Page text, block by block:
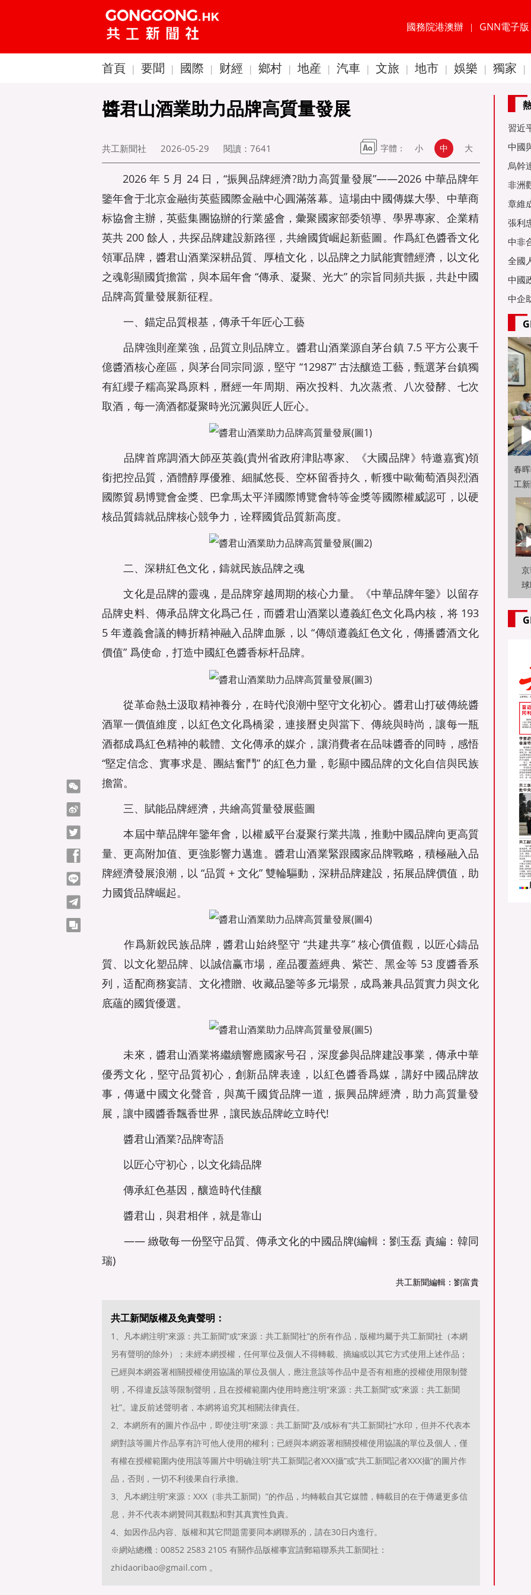
國務院港澳辦 | GNN電子版
首頁 | 要聞 | 國際 | 财經 | 鄉村 | 地産 | 汽車 | 文旅 | 地市 | 娛樂 | 獨家 |
醬君山酒業助力品牌高質量發展
共工新聞社 2026-05-29 閱讀： 7641 字體： 小 中 大
2026 年 5 月 24 日，“振興品牌經濟?助力高質量發展”——2026 中華品牌年
鑒年會于北京金融街英藍國際金融中心圓滿落幕。這場由中國傳媒大學、中華商
标協會主辦，英藍集團協辦的行業盛會，彙聚國家部委領導、學界專家、企業精
英共 200 餘人，共探品牌建設新路徑，共繪國貨崛起新藍圖。作爲紅色醬香文化
領軍品牌，醬君山酒業深耕品質、厚植文化，以品牌之力賦能實體經濟，以文化
之魂彰顯國貨擔當，與本屆年會 “傳承、凝聚、光大” 的宗旨同頻共振，共赴中國
品牌高質量發展新征程。
一、錨定品質根基，傳承千年匠心工藝
品牌強則産業強，品質立則品牌立。醬君山酒業源自茅台鎮 7.5 平方公裏千
億醬酒核心産區，與茅台同宗同源，堅守 “12987” 古法釀造工藝，甄選茅台鎮獨
有紅纓子糯高粱爲原料，曆經一年周期、兩次投料、九次蒸煮、八次發酵、七次
取酒，每一滴酒都凝聚時光沉澱與匠人匠心。
品牌首席調酒大師巫英義(貴州省政府津貼專家、《大國品牌》特邀嘉賓)領
銜把控品質，酒體醇厚優雅、細膩悠長、空杯留香持久，斬獲中歐葡萄酒與烈酒
國際貿易博覽會金獎、巴拿馬太平洋國際博覽會特等金獎等國際權威認可，以硬
核品質鑄就品牌核心競争力，诠釋國貨品質新高度。
二、深耕紅色文化，鑄就民族品牌之魂
文化是品牌的靈魂，是品牌穿越周期的核心力量。《中華品牌年鑒》以留存
品牌史料、傳承品牌文化爲己任，而醬君山酒業以遵義紅色文化爲内核，将 193
5 年遵義會議的轉折精神融入品牌血脈，以 “傳頌遵義紅色文化，傳播醬酒文化
價值” 爲使命，打造中國紅色醬香标杆品牌。
從革命熱土汲取精神養分，在時代浪潮中堅守文化初心。醬君山打破傳統醬
酒單一價值維度，以紅色文化爲橋梁，連接曆史與當下、傳統與時尚，讓每一瓶
酒都成爲紅色精神的載體、文化傳承的媒介，讓消費者在品味醬香的同時，感悟
“堅定信念、實事求是、團結奮鬥” 的紅色力量，彰顯中國品牌的文化自信與民族
擔當。
三、賦能品牌經濟，共繪高質量發展藍圖
本屆中華品牌年鑒年會，以權威平台凝聚行業共識，推動中國品牌向更高質
量、更高附加值、更強影響力邁進。醬君山酒業緊跟國家品牌戰略，積極融入品
牌經濟發展浪潮，以 “品質 + 文化” 雙輪驅動，深耕品牌建設，拓展品牌價值，助
力國貨品牌崛起。
作爲新銳民族品牌，醬君山始終堅守 “共建共享” 核心價值觀，以匠心鑄品
質、以文化塑品牌、以誠信赢市場，産品覆蓋經典、紫芒、黑金等 53 度醬香系
列，适配商務宴請、文化禮贈、收藏品鑒等多元場景，成爲兼具品質實力與文化
底蘊的國貨優選。
未來，醬君山酒業将繼續響應國家号召，深度參與品牌建設事業，傳承中華
優秀文化，堅守品質初心，創新品牌表達，以紅色醬香爲媒，講好中國品牌故
事，傳遞中國文化聲音，與萬千國貨品牌一道，振興品牌經濟，助力高質量發
展，讓中國醬香飄香世界，讓民族品牌屹立時代!
醬君山酒業?品牌寄語
以匠心守初心，以文化鑄品牌
傳承紅色基因，釀造時代佳釀
醬君山，與君相伴，就是靠山
—— 緻敬每一份堅守品質、傳承文化的中國品牌(編輯：劉玉磊 責編：韓同
瑞)
共工新聞編輯：劉富貴
共工新聞版權及免責聲明：
1、凡本網注明“來源：共工新聞”或“來源：共工新聞社”的所有作品，版權均屬于共工新聞社（本網
另有聲明的除外）；未經本網授權，任何單位及個人不得轉載、摘編或以其它方式使用上述作品；
已經與本網簽署相關授權使用協議的單位及個人，應注意該等作品中是否有相應的授權使用限制聲
明，不得違反該等限制聲明，且在授權範圍内使用時應注明“來源：共工新聞”或“來源：共工新聞
社”。違反前述聲明者，本網将追究其相關法律責任。
2、本網所有的圖片作品中，即使注明“來源：共工新聞”及/或标有“共工新聞社”水印，但并不代表本
網對該等圖片作品享有許可他人使用的權利；已經與本網簽署相關授權使用協議的單位及個人，僅
有權在授權範圍内使用該等圖片中明确注明“共工新聞記者XXX攝”或“共工新聞記者XXX攝”的圖片作
品，否則，一切不利後果自行承擔。
3、凡本網注明“來源：XXX（非共工新聞）”的作品，均轉載自其它媒體，轉載目的在于傳遞更多信
息，并不代表本網贊同其觀點和對其真實性負責。
4、如因作品内容、版權和其它問題需要同本網聯系的，請在30日内進行。
※網站總機：00852 2583 2105 有關作品版權事宜請郵箱聯系共工新聞社：
zhidaoribao@gmail.com 。
習近
60周
中國
金達
烏幹
事務
非洲
是棋
章維
張利
烏友
中非
全國
亞舉
中國
中企
春
工